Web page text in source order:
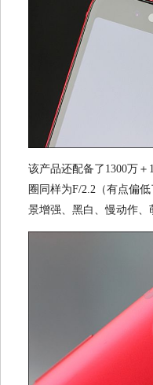
该产品还配备了1300万
圈同样为F/2.2（有点偏
景增强、黑白、慢动作、